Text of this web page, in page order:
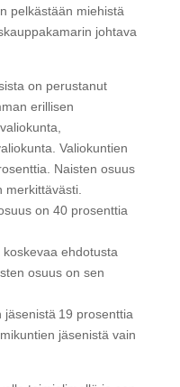
pelkästään miehistä
johtava
on perustanut
erillisen
Valiokuntien
Naisten osuus
merkittävästi.
on 40 prosenttia
ehdotusta
osuus on sen
jäsenistä 19 prosenttia
jäsenistä vain